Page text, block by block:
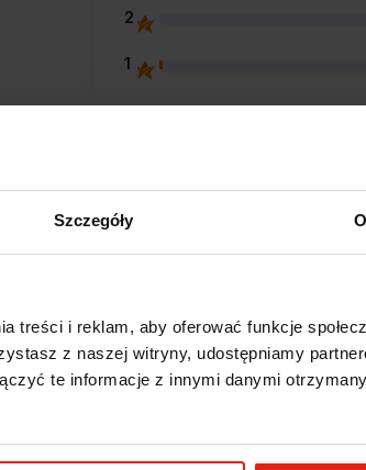
Szczegóły
treści i reklam, aby oferować funkcje
z naszej witryny, udostępniamy
te informacje z innymi danymi
2
1
że ta paczka